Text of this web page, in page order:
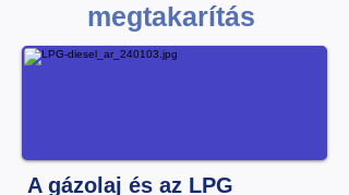
megtakarítás
A gázolaj és az LPG